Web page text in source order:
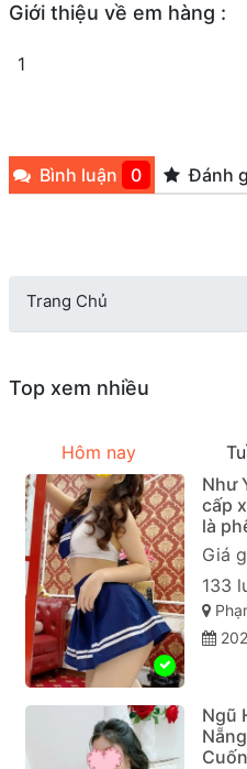
Giới thiệu về em hàng :
1
Bình luận 0 Đánh
Trang Chủ
Top xem nhiều
Hôm nay
Như
cấp
là
Giá
133
Ngũ